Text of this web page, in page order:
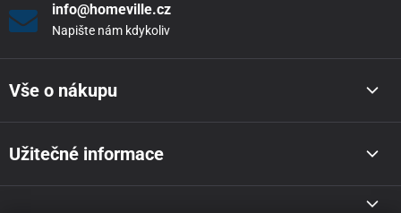
info@homeville.cz
Napište nám kdykoliv
Vše o nákupu
Užitečné informace